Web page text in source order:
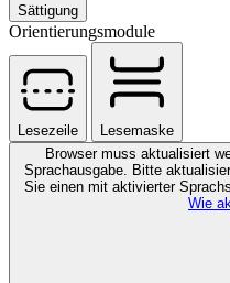
Sättigung
Orientierungsmodule
Lesezeile
Lesemaske
Browser muss aktualisiert
Sprachausgabe. Bitte
Sie einen mit aktivierter
Wie